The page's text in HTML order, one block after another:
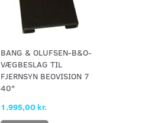
BANG & OLUFSEN-B&O-
VÆGBESLAG TIL
FJERNSYN BEOVISION 7
40"
1.995,00 kr.